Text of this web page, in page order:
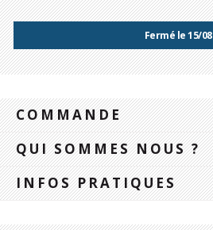
Fermé le 15/08
COMMANDE
QUI SOMMES NOUS ?
INFOS PRATIQUES